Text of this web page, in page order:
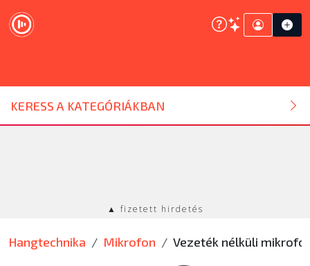
KERESS A KATEGÓRIÁKBAN
DJ ESZKÖZ
HANGTECHNIKA
EGYÉB
▲ fizetett hirdetés
Hangtechnika Mikrofon Vezeték nélküli